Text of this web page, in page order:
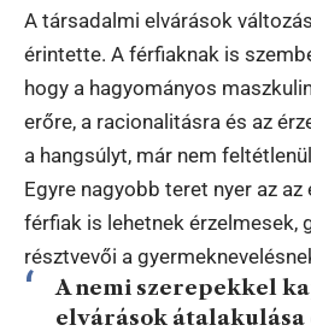
A társadalmi elvárások
érintette. A férfiaknak is
hogy a hagyományos
erőre, a racionalitásra és az
a hangsúlyt, már nem
Egyre nagyobb teret nyer az az
férfiak is lehetnek érzelmesek,
résztvevői a
A nemi szerepekkel
elvárások átalakulása